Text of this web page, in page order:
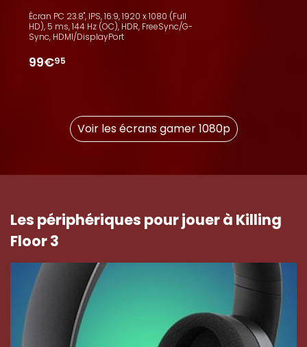
Écran PC 23.8", IPS, 16:9, 1920 x 1080 (Full
HD), 5 ms, 144 Hz (OC), HDR, FreeSync/G-
Sync, HDMI/DisplayPort
99€95
Voir les écrans gamer 1080p
Les périphériques pour jouer à Killing
Floor 3